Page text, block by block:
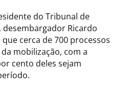
do Tribunal de
desembargador Ricardo
cerca de 700 processos
mobilização, com a
cento deles sejam